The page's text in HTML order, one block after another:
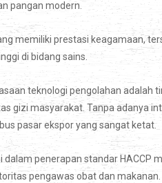
pangan modern.
memiliki prestasi keagamaan,
di bidang sains.
teknologi pengolahan
gizi masyarakat. Tanpa adanya
pasar ekspor yang sangat ketat.
dalam penerapan standar HACCP
pengawas obat dan makanan.